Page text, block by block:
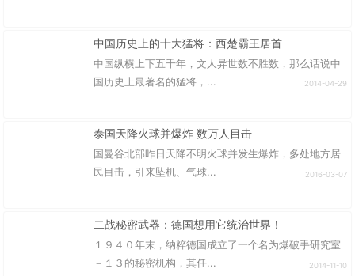
中国历史上的十大猛将：西楚霸王居首
中国纵横上下五千年，文人异世数不胜数，那么话说中
国历史上最著名的猛将，...
2014-04-29
泰国天降火球并爆炸 数万人目击
国曼谷北部昨日天降不明火球并发生爆炸，多处地方居
民目击，引来坠机、气球...
2016-03-07
二战秘密武器：德国想用它统治世界！
１９４０年末，纳粹德国成立了一个名为爆破手研究室
－１３的秘密机构，其任...
2014-11-10